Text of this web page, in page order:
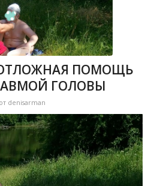
ПОМОЩЬ
ГОЛОВЫ
от denisarman